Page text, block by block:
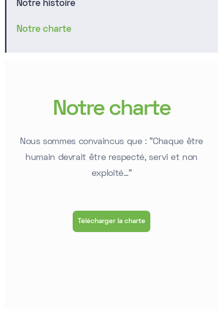
Notre histoire
Notre charte
Notre charte
Nous sommes convaincus que : "Chaque être
humain devrait être respecté, servi et non
exploité…"
Télécharger la charte